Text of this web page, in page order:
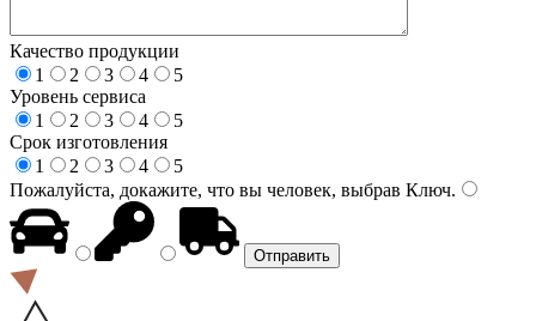
Качество продукции
1
2 3 4
5
Уровень сервиса
1
2 3 4
5
Срок изготовления
1
2 3 4
5
Пожалуйста, докажите, что вы человек, выбрав Ключ.